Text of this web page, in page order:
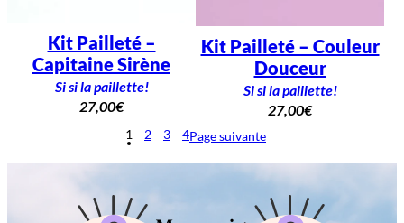
Kit Pailleté –
Capitaine Sirène
Si si la paillette!
27,00€
Kit Pailleté – Couleur
Douceur
Si si la paillette!
27,00€
1 2 3 4Page suivante